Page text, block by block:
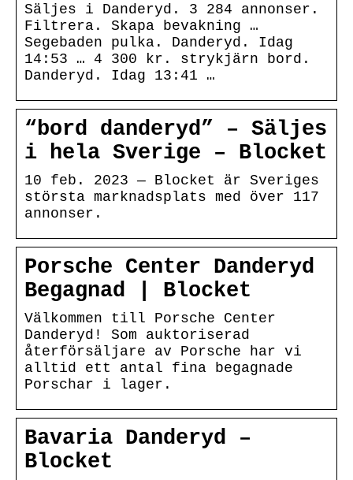
Säljes i Danderyd. 3 284 annonser.
Filtrera. Skapa bevakning …
Segebaden pulka. Danderyd. Idag
14:53 … 4 300 kr. strykjärn bord.
Danderyd. Idag 13:41 …
“bord danderyd” – Säljes
i hela Sverige – Blocket
10 feb. 2023 — Blocket är Sveriges
största marknadsplats med över 117
annonser.
Porsche Center Danderyd
Begagnad | Blocket
Välkommen till Porsche Center
Danderyd! Som auktoriserad
återförsäljare av Porsche har vi
alltid ett antal fina begagnade
Porschar i lager.
Bavaria Danderyd –
Blocket